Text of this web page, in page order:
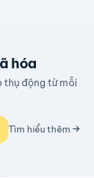
hóa
thụ động từ mỗi
Tìm hiểu thêm